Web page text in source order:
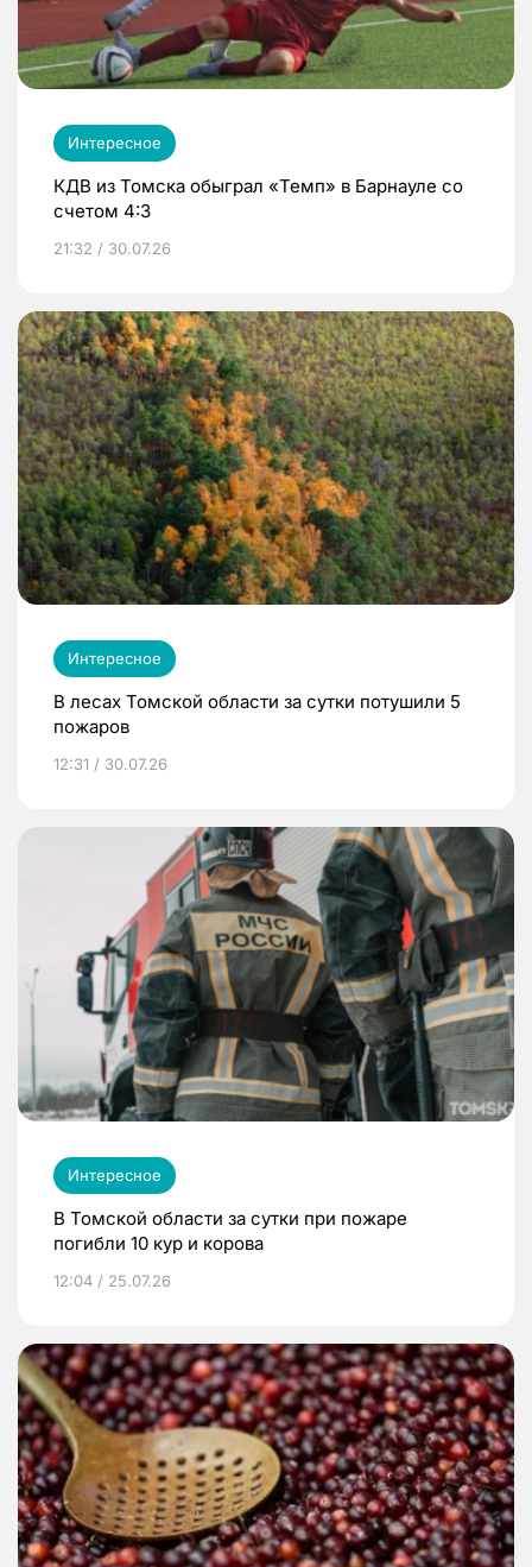
Интересное
КДВ из Томска обыграл «Темп» в Барнауле со
счетом 4:3
21:32 / 30.07.26
Интересное
В лесах Томской области за сутки потушили 5
пожаров
12:31 / 30.07.26
Интересное
В Томской области за сутки при пожаре
погибли 10 кур и корова
12:04 / 25.07.26